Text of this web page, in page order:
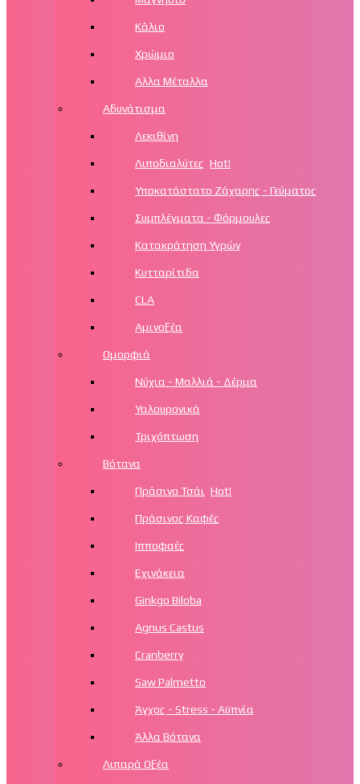
Κάλιο
Χρώμιο
Αλλα Μέταλλα
Αδυνάτισμα
Λεκιθίνη
Λιποδιαλύτες Hot!
Υποκατάστατο Ζάχαρης - Γεύματος
Συμπλέγματα - Φόρμουλες
Κατακράτηση Υγρών
Κυτταρίτιδα
CLA
Αμινοξέα
Ομορφιά
Νύχια - Μαλλιά - Δέρμα
Υαλουρονικά
Τριχόπτωση
Βότανα
Πράσινο Τσάι Hot!
Πράσινος Καφές
Ιπποφαές
Εχινάκεια
Ginkgo Biloba
Agnus Castus
Cranberry
Saw Palmetto
Άγχος - Stress - Αϋπνία
Άλλα Βότανα
Λιπαρά Οξέα